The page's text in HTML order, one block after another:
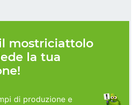
mostriciattolo
la tua
di produzione e